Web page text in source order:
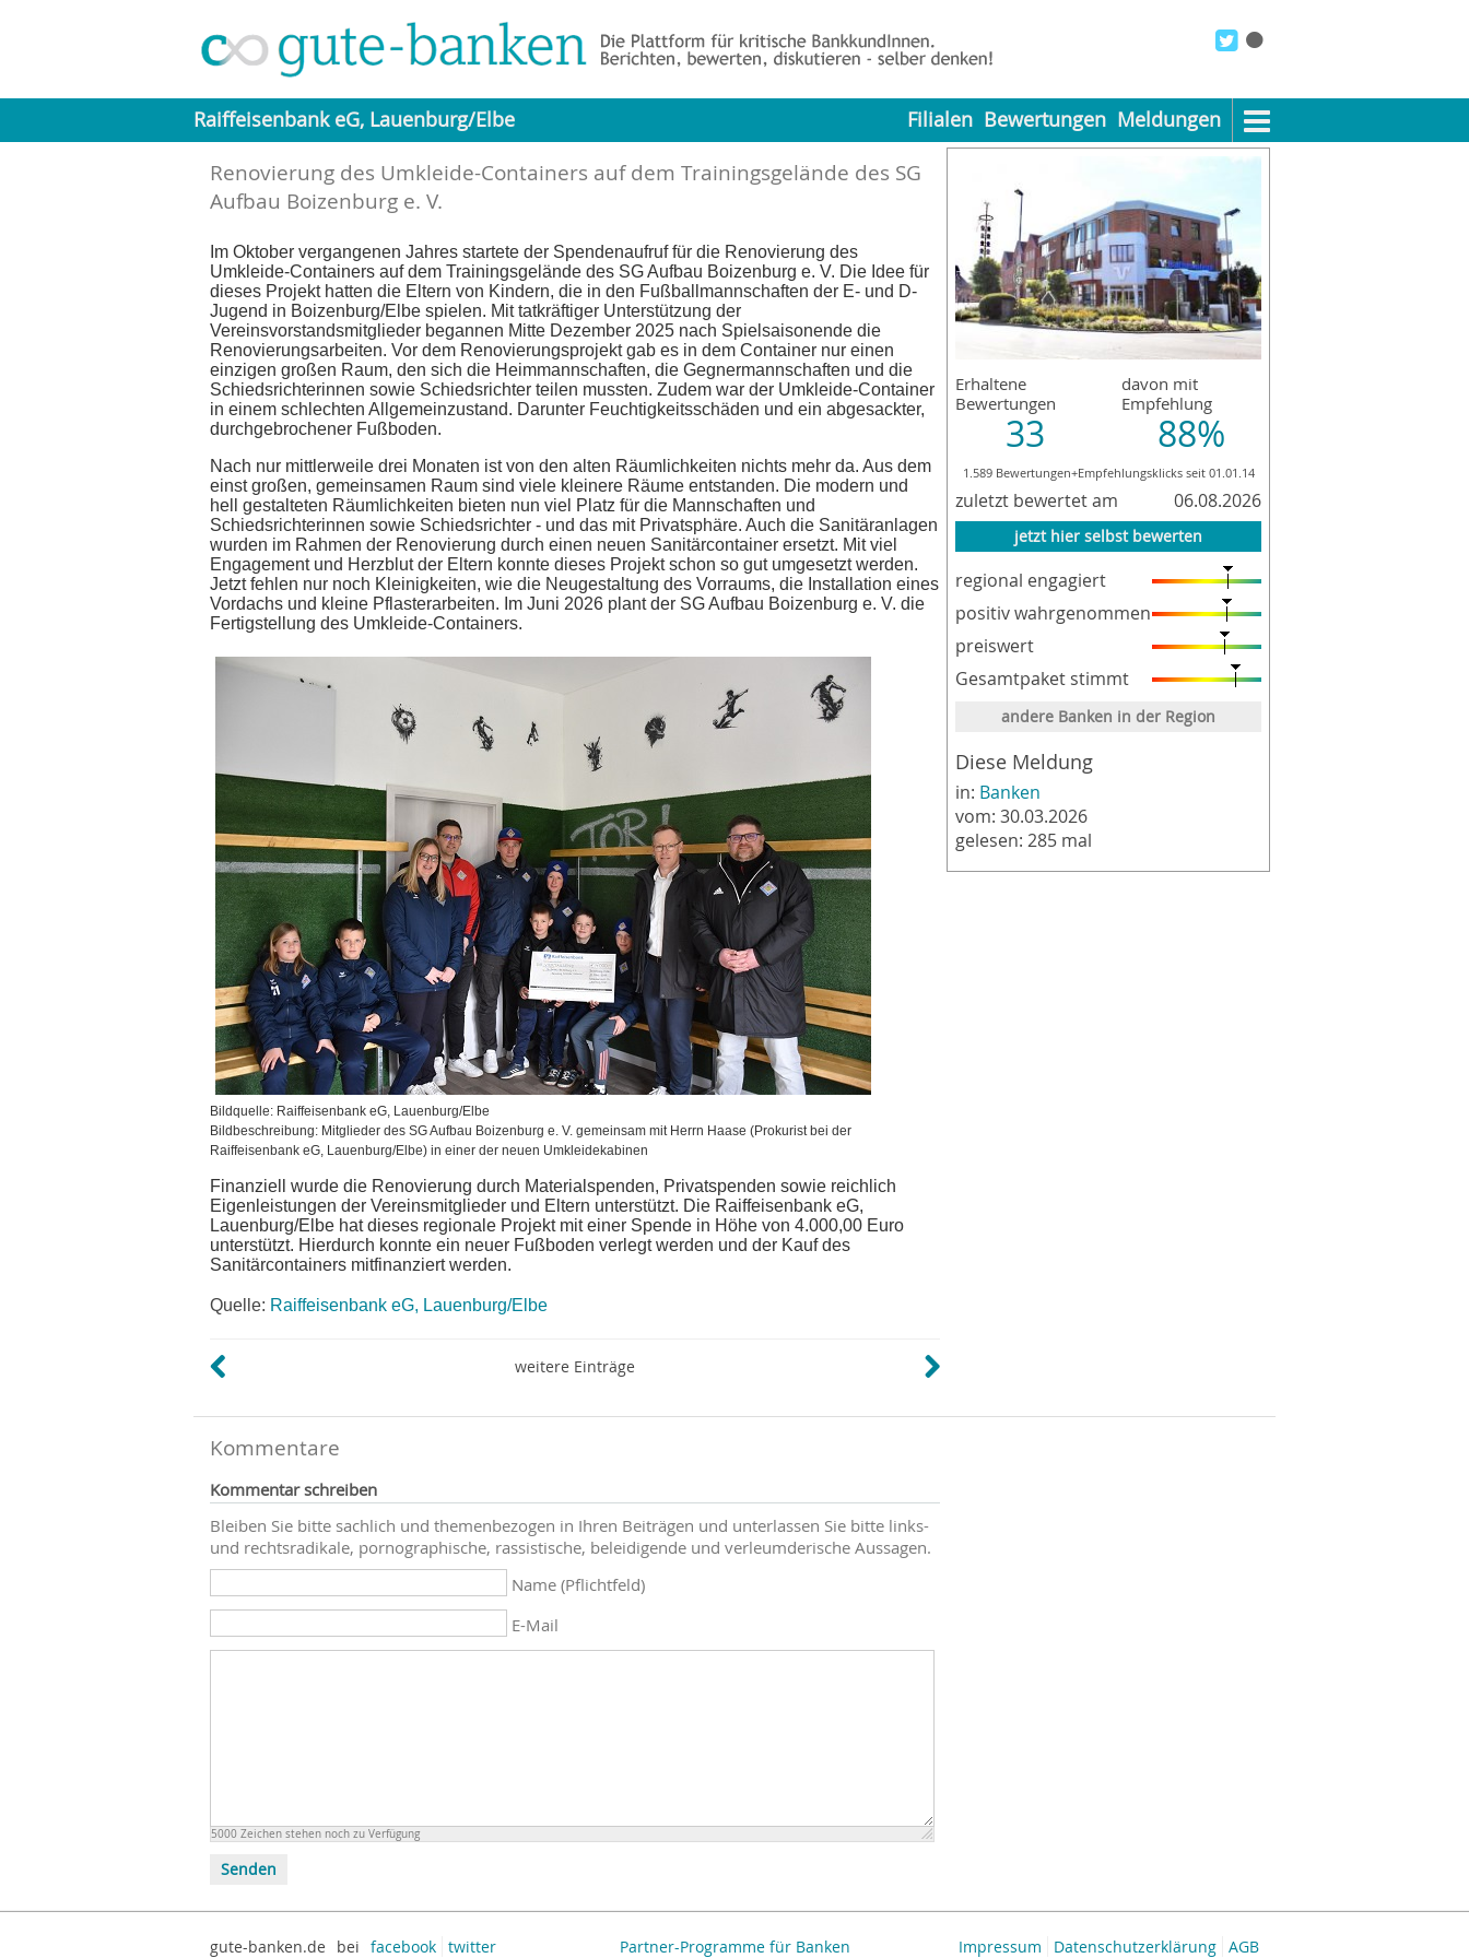
Raiffeisenbank eG, Lauenburg/Elbe Filialen Bewertungen Meldungen
Erhaltene
Bewertungen
33
davon mit
Empfehlung
88%
1.589 Bewertungen+Empfehlungsklicks seit 01.01.14
zuletzt bewertet am 06.08.2026
jetzt hier selbst bewerten
regional engagiert
positiv wahrgenommen
preiswert
Gesamtpaket stimmt
andere Banken in der Region
Diese Meldung
in: Banken
vom: 30.03.2026
gelesen: 285 mal
Renovierung des Umkleide-Containers auf dem Trainingsgelände des SG
Aufbau Boizenburg e. V.
Im Oktober vergangenen Jahres startete der Spendenaufruf für die Renovierung des
Umkleide-Containers auf dem Trainingsgelände des SG Aufbau Boizenburg e. V. Die Idee für
dieses Projekt hatten die Eltern von Kindern, die in den Fußballmannschaften der E- und D-
Jugend in Boizenburg/Elbe spielen. Mit tatkräftiger Unterstützung der
Vereinsvorstandsmitglieder begannen Mitte Dezember 2025 nach Spielsaisonende die
Renovierungsarbeiten. Vor dem Renovierungsprojekt gab es in dem Container nur einen
einzigen großen Raum, den sich die Heimmannschaften, die Gegnermannschaften und die
Schiedsrichterinnen sowie Schiedsrichter teilen mussten. Zudem war der Umkleide-Container
in einem schlechten Allgemeinzustand. Darunter Feuchtigkeitsschäden und ein abgesackter,
durchgebrochener Fußboden.
Nach nur mittlerweile drei Monaten ist von den alten Räumlichkeiten nichts mehr da. Aus dem
einst großen, gemeinsamen Raum sind viele kleinere Räume entstanden. Die modern und
hell gestalteten Räumlichkeiten bieten nun viel Platz für die Mannschaften und
Schiedsrichterinnen sowie Schiedsrichter - und das mit Privatsphäre. Auch die Sanitäranlagen
wurden im Rahmen der Renovierung durch einen neuen Sanitärcontainer ersetzt. Mit viel
Engagement und Herzblut der Eltern konnte dieses Projekt schon so gut umgesetzt werden.
Jetzt fehlen nur noch Kleinigkeiten, wie die Neugestaltung des Vorraums, die Installation eines
Vordachs und kleine Pflasterarbeiten. Im Juni 2026 plant der SG Aufbau Boizenburg e. V. die
Fertigstellung des Umkleide-Containers.
Bildquelle: Raiffeisenbank eG, Lauenburg/Elbe
Bildbeschreibung: Mitglieder des SG Aufbau Boizenburg e. V. gemeinsam mit Herrn Haase (Prokurist bei der
Raiffeisenbank eG, Lauenburg/Elbe) in einer der neuen Umkleidekabinen
Finanziell wurde die Renovierung durch Materialspenden, Privatspenden sowie reichlich
Eigenleistungen der Vereinsmitglieder und Eltern unterstützt. Die Raiffeisenbank eG,
Lauenburg/Elbe hat dieses regionale Projekt mit einer Spende in Höhe von 4.000,00 Euro
unterstützt. Hierdurch konnte ein neuer Fußboden verlegt werden und der Kauf des
Sanitärcontainers mitfinanziert werden.
Quelle: Raiffeisenbank eG, Lauenburg/Elbe
weitere Einträge
Kommentare
Kommentar schreiben
Bleiben Sie bitte sachlich und themenbezogen in Ihren Beiträgen und unterlassen Sie bitte links-
und rechtsradikale, pornographische, rassistische, beleidigende und verleumderische Aussagen.
Name (Pflichtfeld)
E-Mail
5000 Zeichen stehen noch zu Verfügung
Senden
AGB
Datenschutzerklärung
Impressum
gute-banken.de bei facebook twitter Partner-Programme für Banken